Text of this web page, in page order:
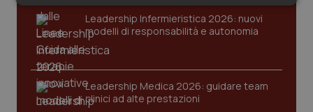
Quotidiano Oncologia
Quotidiano Pediatria
Rene & patologie urogenitali
Leadership Infermieristica 2026: nuovi
modelli di responsabilità e autonomia
Leadership Medica 2026: guidare team
clinici ad alte prestazioni
Necessari Statistici Marketing
Necessari Statistici Marketing